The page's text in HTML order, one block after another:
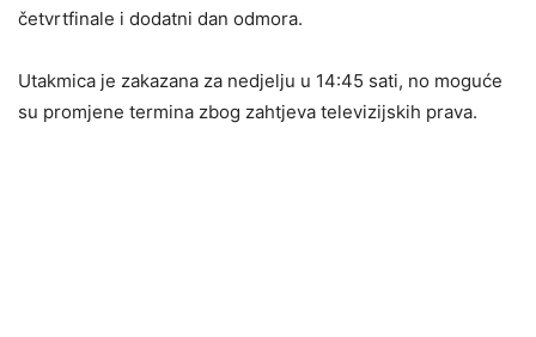
četvrtfinale i dodatni dan odmora.
Utakmica je zakazana za nedjelju u 14:45 sati, no moguće
su promjene termina zbog zahtjeva televizijskih prava.